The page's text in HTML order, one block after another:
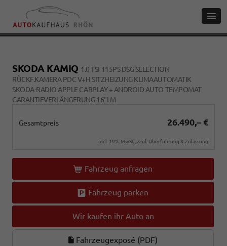
SKODA KAMIQ 1.0 TSI 115PS DSG SELECTION
RÜCKF.KAMERA PDC V+H SITZHEIZUNG KLIMAAUTOMATIK
SKODA-RADIO APPLE CARPLAY + ANDROID AUTO TEMPOMAT
GARANTIEVERLÄNGERUNG 16"LM
Gesamtpreis 26.490,– €
incl. 19% MwSt., zzgl. Überführung & Zulassung
Fahrzeug anfragen
Fahrzeug parken
Wir kaufen ihr Auto an
Fahrzeugexposé (PDF)